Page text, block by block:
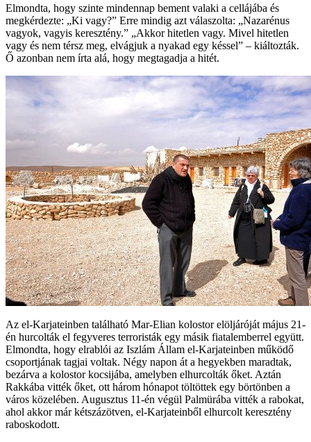
Elmondta, hogy szinte mindennap bement valaki a cellájába és
megkérdezte: „Ki vagy?” Erre mindig azt válaszolta: „Nazarénus
vagyok, vagyis keresztény.” „Akkor hitetlen vagy. Mivel hitetlen
vagy és nem térsz meg, elvágjuk a nyakad egy késsel” – kiáltozták.
Ő azonban nem írta alá, hogy megtagadja a hitét.
Az el-Karjateinben található Mar-Elian kolostor elöljáróját május 21-
én hurcolták el fegyveres terroristák egy másik fiatalemberrel együtt.
Elmondta, hogy elrablói az Iszlám Állam el-Karjateinben működő
csoportjának tagjai voltak. Négy napon át a hegyekben maradtak,
bezárva a kolostor kocsijába, amelyben elhurcolták őket. Aztán
Rakkába vitték őket, ott három hónapot töltöttek egy börtönben a
város közelében. Augusztus 11-én végül Palmürába vitték a rabokat,
ahol akkor már kétszázötven, el-Karjateinből elhurcolt keresztény
raboskodott.